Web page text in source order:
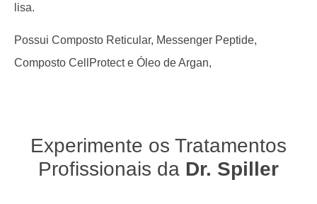
lisa.
Possui Composto Reticular, Messenger Peptide,
Composto CellProtect e Óleo de Argan,
Experimente os Tratamentos
Profissionais da Dr. Spiller